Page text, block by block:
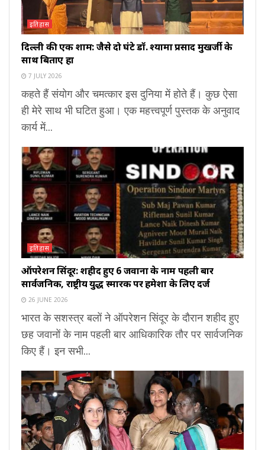
इतिहास
दिल्ली की एक शाम: जैसे दो घंटे डॉ. श्यामा प्रसाद मुखर्जी के
साथ बिताए हों
7 JULY 2026
कहते हैं संयोग और चमत्कार इस दुनिया में होते हैं। कुछ ऐसा
ही मेरे साथ भी घटित हुआ। एक महत्त्वपूर्ण पुस्तक के अनुवाद
कार्य में...
इतिहास
ऑपरेशन सिंदूर: शहीद हुए 6 जवानों के नाम पहली बार
सार्वजनिक, राष्ट्रीय युद्ध स्मारक पर हमेशा के लिए दर्ज
26 JUNE 2026
भारत के सशस्त्र बलों ने ऑपरेशन सिंदूर के दौरान शहीद हुए
छह जवानों के नाम पहली बार आधिकारिक तौर पर सार्वजनिक
किए हैं। इन सभी...